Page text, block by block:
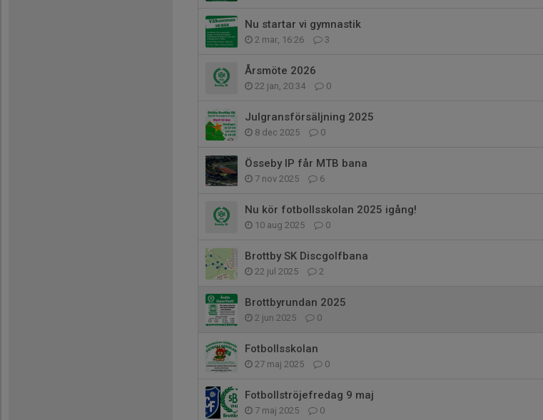
Nu startar vi gymnastik
2 mar, 16:26 3
Årsmöte 2026
22 jan, 20:34 0
Julgransförsäljning 2025
8 dec 2025 0
Össeby IP får MTB bana
7 nov 2025 6
Nu kör fotbollsskolan 2025 igång!
10 aug 2025 0
Brottby SK Discgolfbana
22 jul 2025 2
Brottbyrundan 2025
2 jun 2025 0
Fotbollsskolan
27 maj 2025 0
Fotbollströjefredag 9 maj
7 maj 2025 0